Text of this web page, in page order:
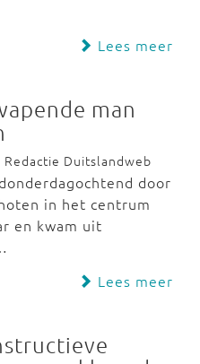
Lees meer
man
Duitslandweb
door
in het centrum
en kwam uit
Lees meer